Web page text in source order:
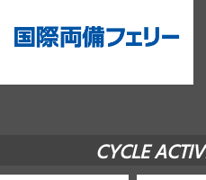
CYCLE